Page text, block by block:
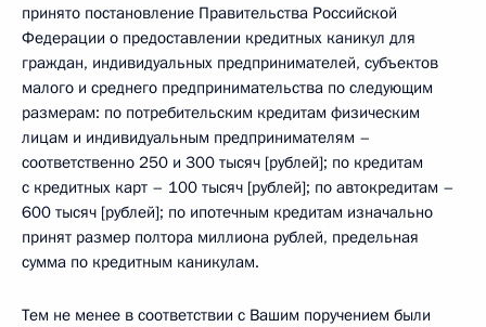
принято постановление Правительства Российской
Федерации о предоставлении кредитных каникул для
граждан, индивидуальных предпринимателей, субъектов
малого и среднего предпринимательства по следующим
размерам: по потребительским кредитам физическим
лицам и индивидуальным предпринимателям –
соответственно 250 и 300 тысяч [рублей]; по кредитам
с кредитных карт – 100 тысяч [рублей]; по автокредитам –
600 тысяч [рублей]; по ипотечным кредитам изначально
принят размер полтора миллиона рублей, предельная
сумма по кредитным каникулам.
Тем не менее в соответствии с Вашим поручением были